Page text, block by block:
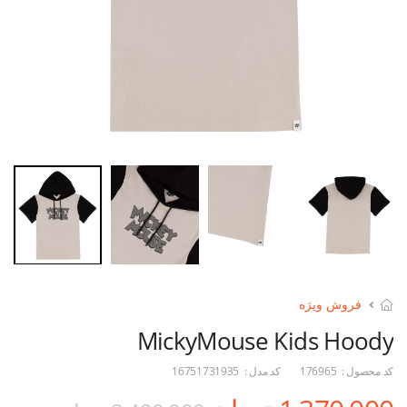
فروش ویژه
MickyMouse Kids Hoody
کد محصول : 176965 کد مدل : 16751731935